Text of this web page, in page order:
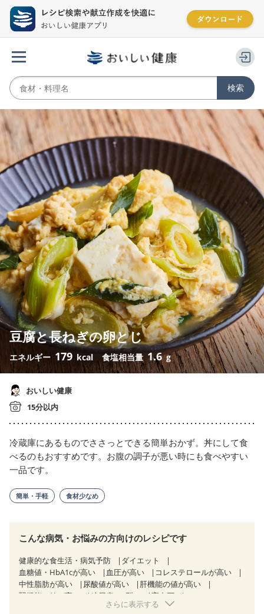
豆腐と長ねぎの卵とじ
エネルギー 179 kcal 食塩相当量 1.6 g
おいしい健康
15分以内
冷蔵庫にあるものでささっとできる簡単おかず。丼にして食
べるのもおすすめです。お腹の調子が悪い時にも食べやすい
一品です。
簡単・手軽 食材少なめ
こんな病気・お悩みの方向けのレシピです
健康的な食生活・病気予防
ダイエット
血糖値・HbA1cが高い
血圧が高い
コレステロールが高い
中性脂肪が高い
尿酸値が高い
肝機能の値が高い
腎機能の値が高い
糖尿病（2型）
高血圧
胃炎
胃ポリープ
さらに表示する